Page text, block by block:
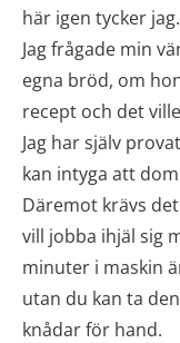
här igen tycker jag.
Jag frågade min
egna bröd, om
recept och det
Jag har själv
kan intyga att
Däremot krävs
vill jobba ihjäl sig
minuter i maskin
utan du kan ta
knådar för hand.